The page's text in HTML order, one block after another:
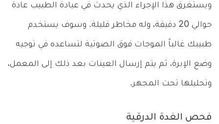
ويستغرق هذا الإجراء الذي يحدث في عيادة الطبيب عادة
حوالي 20 دقيقة، وله مخاطر قليلة. وسوف يستخدم
طبيبك غالباً الموجات فوق الصوتية لتساعده في توجيه
وضع الإبرة، ثم يتم إرسال العينات بعد ذلك إلى المعمل،
وتحليلها تحت المجهر.
فحص الغدة الدرقية